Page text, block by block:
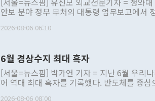
안보 분야 정부 부처의 대통령 업무보고에서
발언 중에는 정부 내 조율을 거치지 않은 사안
주의적 희망에 근거한 비현실적 구상'이라는
관의 대북 정책 관련 발언이 물의를 빚은 적은
관 부처 장관이 공개적으로 부정적 입장을 표
관의 무리한 대북 접근법과 월권을 제어해야
다. [정동영 통일부 장관이 지난달 23일 오후 서울 종로구 정부서울청사에
2026-08-06 06:10
6월 경상수지 최대 흑자
[서울=뉴스핌] 박가연 기자 = 지난 6월 우리
어 역대 최대 흑자를 기록했다. 반도체를 중
2026-08-06 08:00